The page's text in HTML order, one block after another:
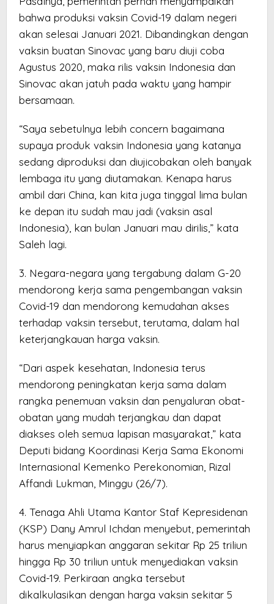
bahwa produksi vaksin Covid-19 dalam negeri
akan selesai Januari 2021. Dibandingkan dengan
vaksin buatan Sinovac yang baru diuji coba
Agustus 2020, maka rilis vaksin Indonesia dan
Sinovac akan jatuh pada waktu yang hampir
bersamaan.
“Saya sebetulnya lebih concern bagaimana
supaya produk vaksin Indonesia yang katanya
sedang diproduksi dan diujicobakan oleh banyak
lembaga itu yang diutamakan. Kenapa harus
ambil dari China, kan kita juga tinggal lima bulan
ke depan itu sudah mau jadi (vaksin asal
Indonesia), kan bulan Januari mau dirilis,” kata
Saleh lagi.
3. Negara-negara yang tergabung dalam G-20
mendorong kerja sama pengembangan vaksin
Covid-19 dan mendorong kemudahan akses
terhadap vaksin tersebut, terutama, dalam hal
keterjangkauan harga vaksin.
“Dari aspek kesehatan, Indonesia terus
mendorong peningkatan kerja sama dalam
rangka penemuan vaksin dan penyaluran obat-
obatan yang mudah terjangkau dan dapat
diakses oleh semua lapisan masyarakat,” kata
Deputi bidang Koordinasi Kerja Sama Ekonomi
Internasional Kemenko Perekonomian, Rizal
Affandi Lukman, Minggu (26/7).
4. Tenaga Ahli Utama Kantor Staf Kepresidenan
(KSP) Dany Amrul Ichdan menyebut, pemerintah
harus menyiapkan anggaran sekitar Rp 25 triliun
hingga Rp 30 triliun untuk menyediakan vaksin
Covid-19. Perkiraan angka tersebut
dikalkulasikan dengan harga vaksin sekitar 5